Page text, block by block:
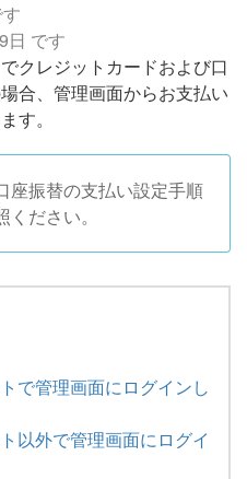
日 です
クレジットカードおよび口
合、管理画面からお支払い
す。
座振替の支払い設定手順
ください。
で管理画面にログインし
以外で管理画面にログイ